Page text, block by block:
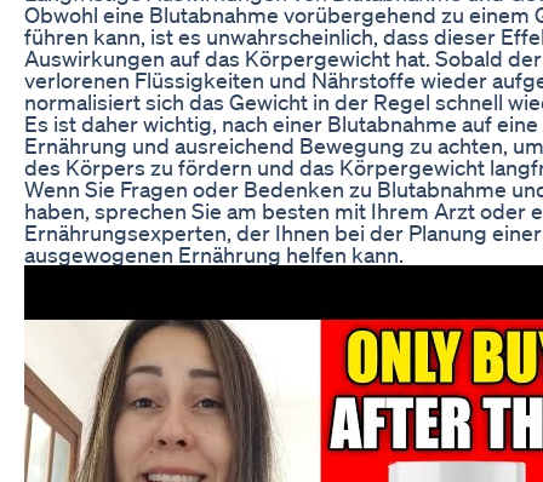
Obwohl eine Blutabnahme vorübergehend zu einem
führen kann, ist es unwahrscheinlich, dass dieser
Auswirkungen auf das Körpergewicht hat. Sobald
verlorenen Flüssigkeiten und Nährstoffe wieder
normalisiert sich das Gewicht in der Regel schnell
Es ist daher wichtig, nach einer Blutabnahme auf
Ernährung und ausreichend Bewegung zu achten,
des Körpers zu fördern und das Körpergewicht
Wenn Sie Fragen oder Bedenken zu Blutabnahme
haben, sprechen Sie am besten mit Ihrem Arzt oder
Ernährungsexperten, der Ihnen bei der Planung
ausgewogenen Ernährung helfen kann.